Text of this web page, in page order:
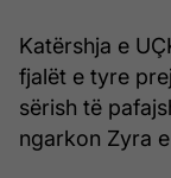
Katërshja e
fjalët e tyre
sërish të
ngarkon Zyra